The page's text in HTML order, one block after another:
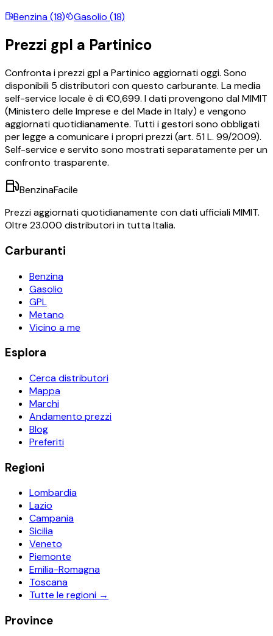
Benzina(18) Gasolio (18)
Prezzi gpl a Partinico
Confronta i prezzigplaPartinico aggiornati oggi. Sono
disponibili 5 distributori con questo carburante. La media
self-service locale è di €0,699. I dati provengono dal MIMIT
(Ministero delle Imprese e del Made in Italy) e vengono
aggiornati quotidianamente. Tutti i gestori sono obbligati
per legge a comunicare i propri prezzi (art. 51 L. 99/2009).
Self-service e servito sono mostrati separatamente per un
confronto trasparente.
BenzinaFacile
Prezzi aggiornati quotidianamente con dati ufficiali MIMIT.
Oltre 23.000 distributori in tutta Italia.
Carburanti
Benzina
Gasolio
GPL
Metano
Vicino a me
Esplora
Cerca distributori
Mappa
Marchi
Andamento prezzi
Blog
Preferiti
Regioni
Lombardia
Lazio
Campania
Sicilia
Veneto
Piemonte
Emilia-Romagna
Toscana
Tutte le regioni →
Province